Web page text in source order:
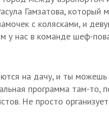
Гамзатова, который
с колясками, и
у нас в команде шеф-
на дачу, и ты можешь
программа там-то,
Не просто